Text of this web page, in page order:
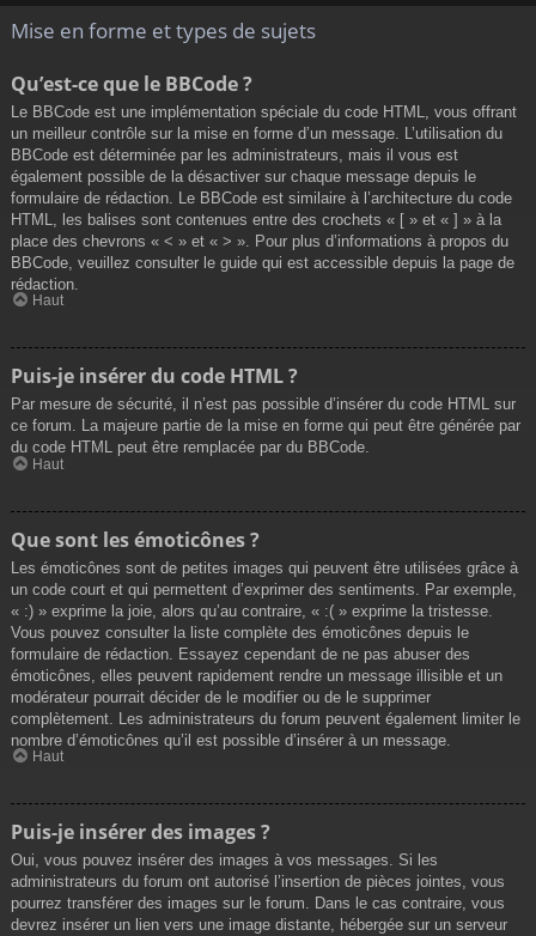
Mise en forme et types de sujets
Qu’est-ce que le BBCode ?
Le BBCode est une implémentation spéciale du code HTML, vous offrant
un meilleur contrôle sur la mise en forme d’un message. L’utilisation du
BBCode est déterminée par les administrateurs, mais il vous est
également possible de la désactiver sur chaque message depuis le
formulaire de rédaction. Le BBCode est similaire à l’architecture du code
HTML, les balises sont contenues entre des crochets « [ » et « ] » à la
place des chevrons « < » et « > ». Pour plus d’informations à propos du
BBCode, veuillez consulter le guide qui est accessible depuis la page de
rédaction.
Haut
Puis-je insérer du code HTML ?
Par mesure de sécurité, il n’est pas possible d’insérer du code HTML sur
ce forum. La majeure partie de la mise en forme qui peut être générée par
du code HTML peut être remplacée par du BBCode.
Haut
Que sont les émoticônes ?
Les émoticônes sont de petites images qui peuvent être utilisées grâce à
un code court et qui permettent d’exprimer des sentiments. Par exemple,
« :) » exprime la joie, alors qu’au contraire, « :( » exprime la tristesse.
Vous pouvez consulter la liste complète des émoticônes depuis le
formulaire de rédaction. Essayez cependant de ne pas abuser des
émoticônes, elles peuvent rapidement rendre un message illisible et un
modérateur pourrait décider de le modifier ou de le supprimer
complètement. Les administrateurs du forum peuvent également limiter le
nombre d’émoticônes qu’il est possible d’insérer à un message.
Haut
Puis-je insérer des images ?
Oui, vous pouvez insérer des images à vos messages. Si les
administrateurs du forum ont autorisé l’insertion de pièces jointes, vous
pourrez transférer des images sur le forum. Dans le cas contraire, vous
devrez insérer un lien vers une image distante, hébergée sur un serveur